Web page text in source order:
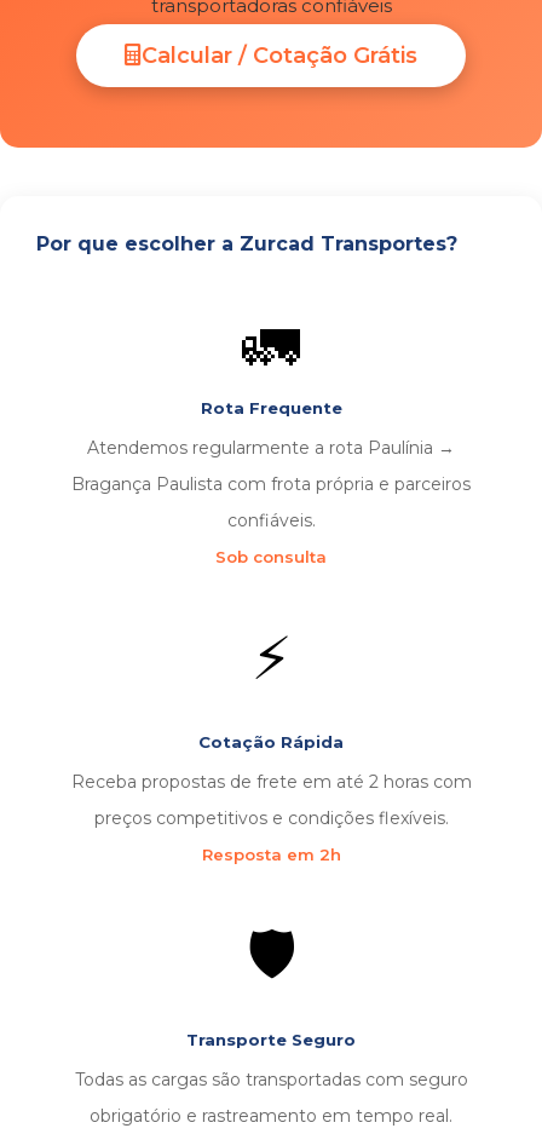
transportadoras confiáveis
Calcular / Cotação Grátis
Por que escolher a Zurcad Transportes?
🚛
Rota Frequente
Atendemos regularmente a rota Paulínia →
Bragança Paulista com frota própria e parceiros
confiáveis.
Sob consulta
⚡
Cotação Rápida
Receba propostas de frete em até 2 horas com
preços competitivos e condições flexíveis.
Resposta em 2h
🛡️
Transporte Seguro
Todas as cargas são transportadas com seguro
obrigatório e rastreamento em tempo real.